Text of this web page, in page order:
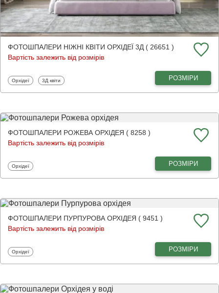
ФОТОШПАЛЕРИ НІЖНІ КВІТИ ОРХІДЕЇ 3Д ( 26651 )
Вартість залежить від розмірів
Фотошпалери
Орхідеї Фотошпалери
3Д квіти РОЗМІРИ
ФОТОШПАЛЕРИ РОЖЕВА ОРХІДЕЯ ( 8258 )
Вартість залежить від розмірів
Фотошпалери
Орхідеї РОЗМІРИ
ФОТОШПАЛЕРИ ПУРПУРОВА ОРХІДЕЯ ( 9451 )
Вартість залежить від розмірів
Фотошпалери
Орхідеї РОЗМІРИ